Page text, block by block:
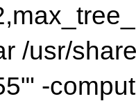
/usr/
-